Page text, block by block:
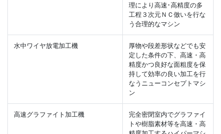
理により高速･高精度の多
工程３次元ＮＣ倣いを行な
う合理的なマシン
水中ワイヤ放電加工機
厚物や段差形状などでも安
定した条件の下、高速・高
精度かつ良好な面粗度を保
持して効率の良い加工を行
なうニューコンセプトマシ
ン
高速グラファイト加工機
完全密閉室内でグラファイ
トや樹脂素材等を高速・高